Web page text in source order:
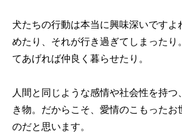
犬たちの行動は本当に興味深いですよ
めたり、それが行き過ぎてしまったり
てあげれば仲良く暮らせたり。
人間と同じような感情や社会性を持つ
き物。だからこそ、愛情のこもったお
のだと思います。